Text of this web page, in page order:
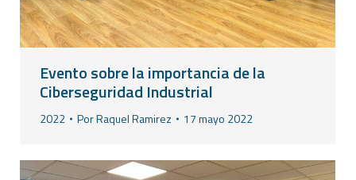
Evento sobre la importancia de la
Ciberseguridad Industrial
2022 PorRaquel Ramirez 17 mayo 2022